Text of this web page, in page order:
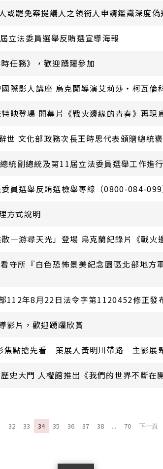
或罷免案提議人之領銜人申請鑑識深度
立法委員選舉反賄選宣導海報
任務》，歡迎踴躍參加
國際影人講座 烏克蘭導演艾莉莎‧柯瓦倫
映登場 開幕片《戰火邊緣的青春》再現
世 文化部政務次長王時思代表頒贈總統
統副總統及第11屆立法委員選舉工作進行
員選舉反賄選檢舉專線（0800-084-099
方式說明
—游尋天光」登場 烏克蘭紀錄片《戰火
守所『白色恐怖景美紀念園區北部地方
112年8月22日法令字第1120452修正發
影片，歡迎踴躍欣賞
焦點搶先看 策展人黃明川帶路 主影展
史大門 人權館推出《我們的世界不斷在
32 33 34 35 36 37 38 ... 70 下一頁